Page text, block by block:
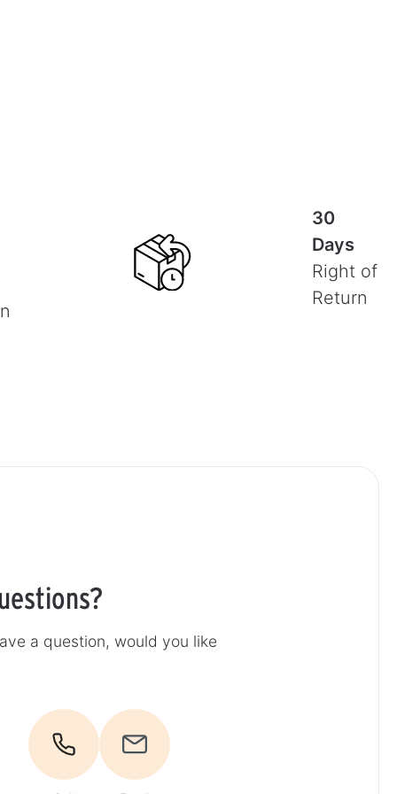
30
Days
Right of
Return
a question, would you like